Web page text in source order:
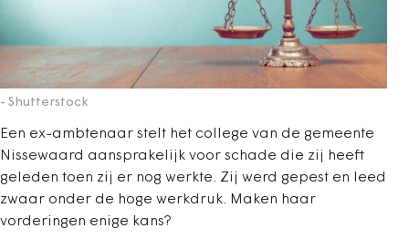
- Shutterstock
Een ex-ambtenaar stelt het college van de gemeente
Nissewaard aansprakelijk voor schade die zij heeft
geleden toen zij er nog werkte. Zij werd gepest en leed
zwaar onder de hoge werkdruk. Maken haar
vorderingen enige kans?